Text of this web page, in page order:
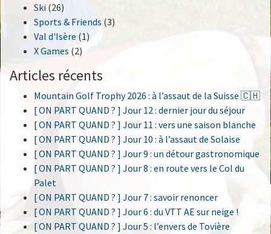
Ski (26)
Sports & Friends (3)
Val d'Isère (1)
X Games (2)
Articles récents
Mountain Golf Trophy 2026 : à l’assaut de la Suisse 🇨🇭
[ ON PART QUAND ? ] Jour 12 : dernier jour du séjour
[ ON PART QUAND ? ] Jour 11 : vers une saison blanche
[ ON PART QUAND ? ] Jour 10 : à l’assaut de Solaise
[ ON PART QUAND ? ] Jour 9 : un détour gastronomique
[ ON PART QUAND ? ] Jour 8 : en route vers le Col du
Palet
[ ON PART QUAND ? ] Jour 7 : savoir renoncer
[ ON PART QUAND ? ] Jour 6 : du VTT AE sur neige !
[ ON PART QUAND ? ] Jour 5 : l’envers de Tovière